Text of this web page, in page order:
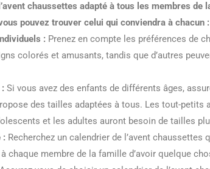
chaussettes adapté à tous les membres de
pouvez trouver celui qui conviendra à chacun :
: Prenez en compte les préférences de
colorés et amusants, tandis que d’autres
Si vous avez des enfants de différents âges,
des tailles adaptées à tous. Les tout-petits
et les adultes auront besoin de tailles
: Recherchez un calendrier de l’avent
chaque membre de la famille d’avoir quelque